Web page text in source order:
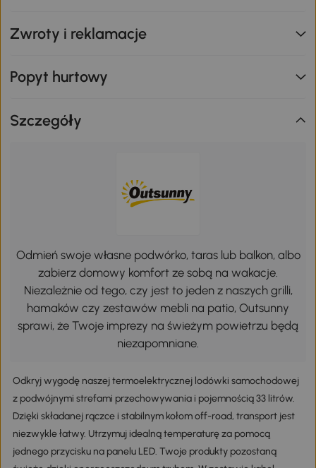
Zwroty i reklamacje
Popyt hurtowy
Szczegóły
Odmień swoje własne podwórko, taras lub balkon, albo
zabierz domowy komfort ze sobą na wakacje.
Niezależnie od tego, czy jest to jeden z naszych grilli,
hamaków czy zestawów mebli na patio, Outsunny
sprawi, że Twoje imprezy na świeżym powietrzu będą
niezapomniane.
Odkryj wygodę naszej termoelektrycznej lodówki samochodowej
z podwójnymi strefami przechowywania i pojemnością 33 litrów.
Dzięki składanej rączce i stabilnym kołom off-road, transport jest
niezwykle łatwy. Utrzymuj idealną temperaturę za pomocą
jednego przycisku na panelu LED. Twoje produkty pozostaną